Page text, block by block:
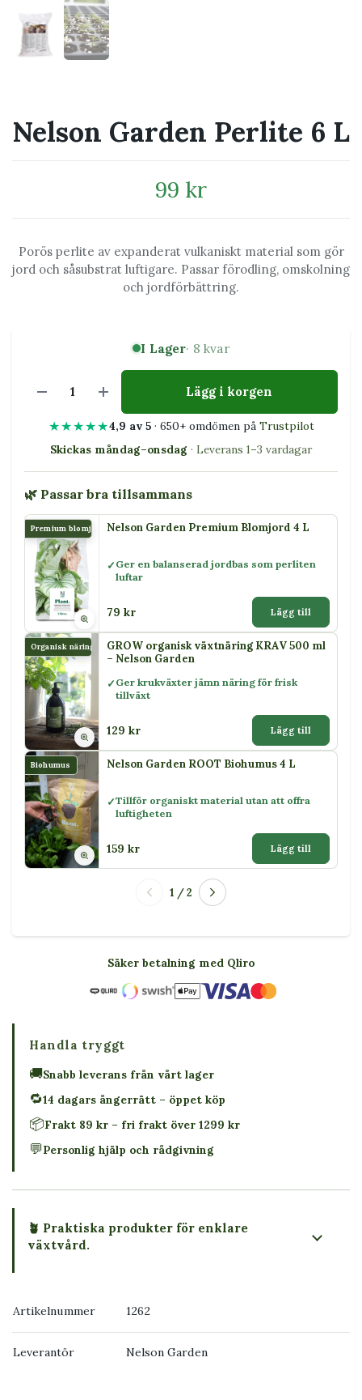
Nelson Garden Perlite 6 L
99 kr
Porös perlite av expanderat vulkaniskt material som gör
jord och såsubstrat luftigare. Passar förodling, omskolning
och jordförbättring.
I Lager· 8 kvar
Lägg i korgen
★★★★★4,9 av 5· 650+ omdömen på Trustpilot
Skickas måndag–onsdag · Leverans 1–3 vardagar
🌿 Passar bra tillsammans
Premium blomjord Nelson Garden Premium Blomjord 4 L
Ger en balanserad jordbas som perliten
luftar
79 kr Lägg till
Organisk näring
GROW organisk växtnäring KRAV 500 ml
– Nelson Garden
Ger krukväxter jämn näring för frisk
tillväxt
129 kr Lägg till
Biohumus Nelson Garden ROOT Biohumus 4 L
Tillför organiskt material utan att offra
luftigheten
159 kr Lägg till
1 / 2
Säker betalning med Qliro
Handla tryggt
🚚Snabb leverans från vårt lager
🔁14 dagars ångerrätt – öppet köp
📦Frakt 89 kr – fri frakt över 1299 kr
💬Personlig hjälp och rådgivning
🪴 Praktiska produkter för enklare
växtvård.
Artikelnummer 1262
Leverantör Nelson Garden